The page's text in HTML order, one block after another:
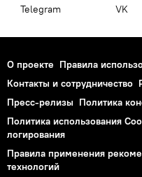
Telegram VK
О проекте Правила
Контакты и сотрудничество
Пресс-релизы Политика
Политика использования
логирования
Правила применения
технологий